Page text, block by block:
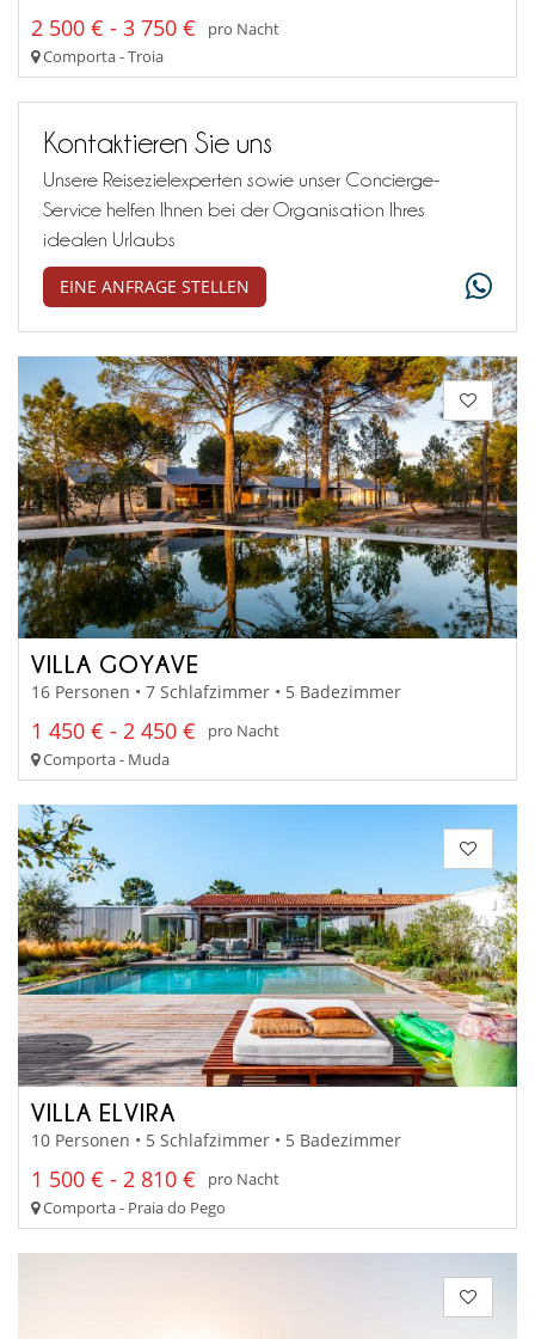
2 500 € - 3 750 €
pro Nacht
Comporta - Troia
Kontaktieren Sie uns
Unsere Reisezielexperten sowie unser Concierge-
Service helfen Ihnen bei der Organisation Ihres
idealen Urlaubs
EINE ANFRAGE STELLEN
VILLA GOYAVE
16 Personen • 7 Schlafzimmer • 5 Badezimmer
1 450 € - 2 450 €
pro Nacht
Comporta - Muda
VILLA ELVIRA
10 Personen • 5 Schlafzimmer • 5 Badezimmer
1 500 € - 2 810 €
pro Nacht
Comporta - Praia do Pego